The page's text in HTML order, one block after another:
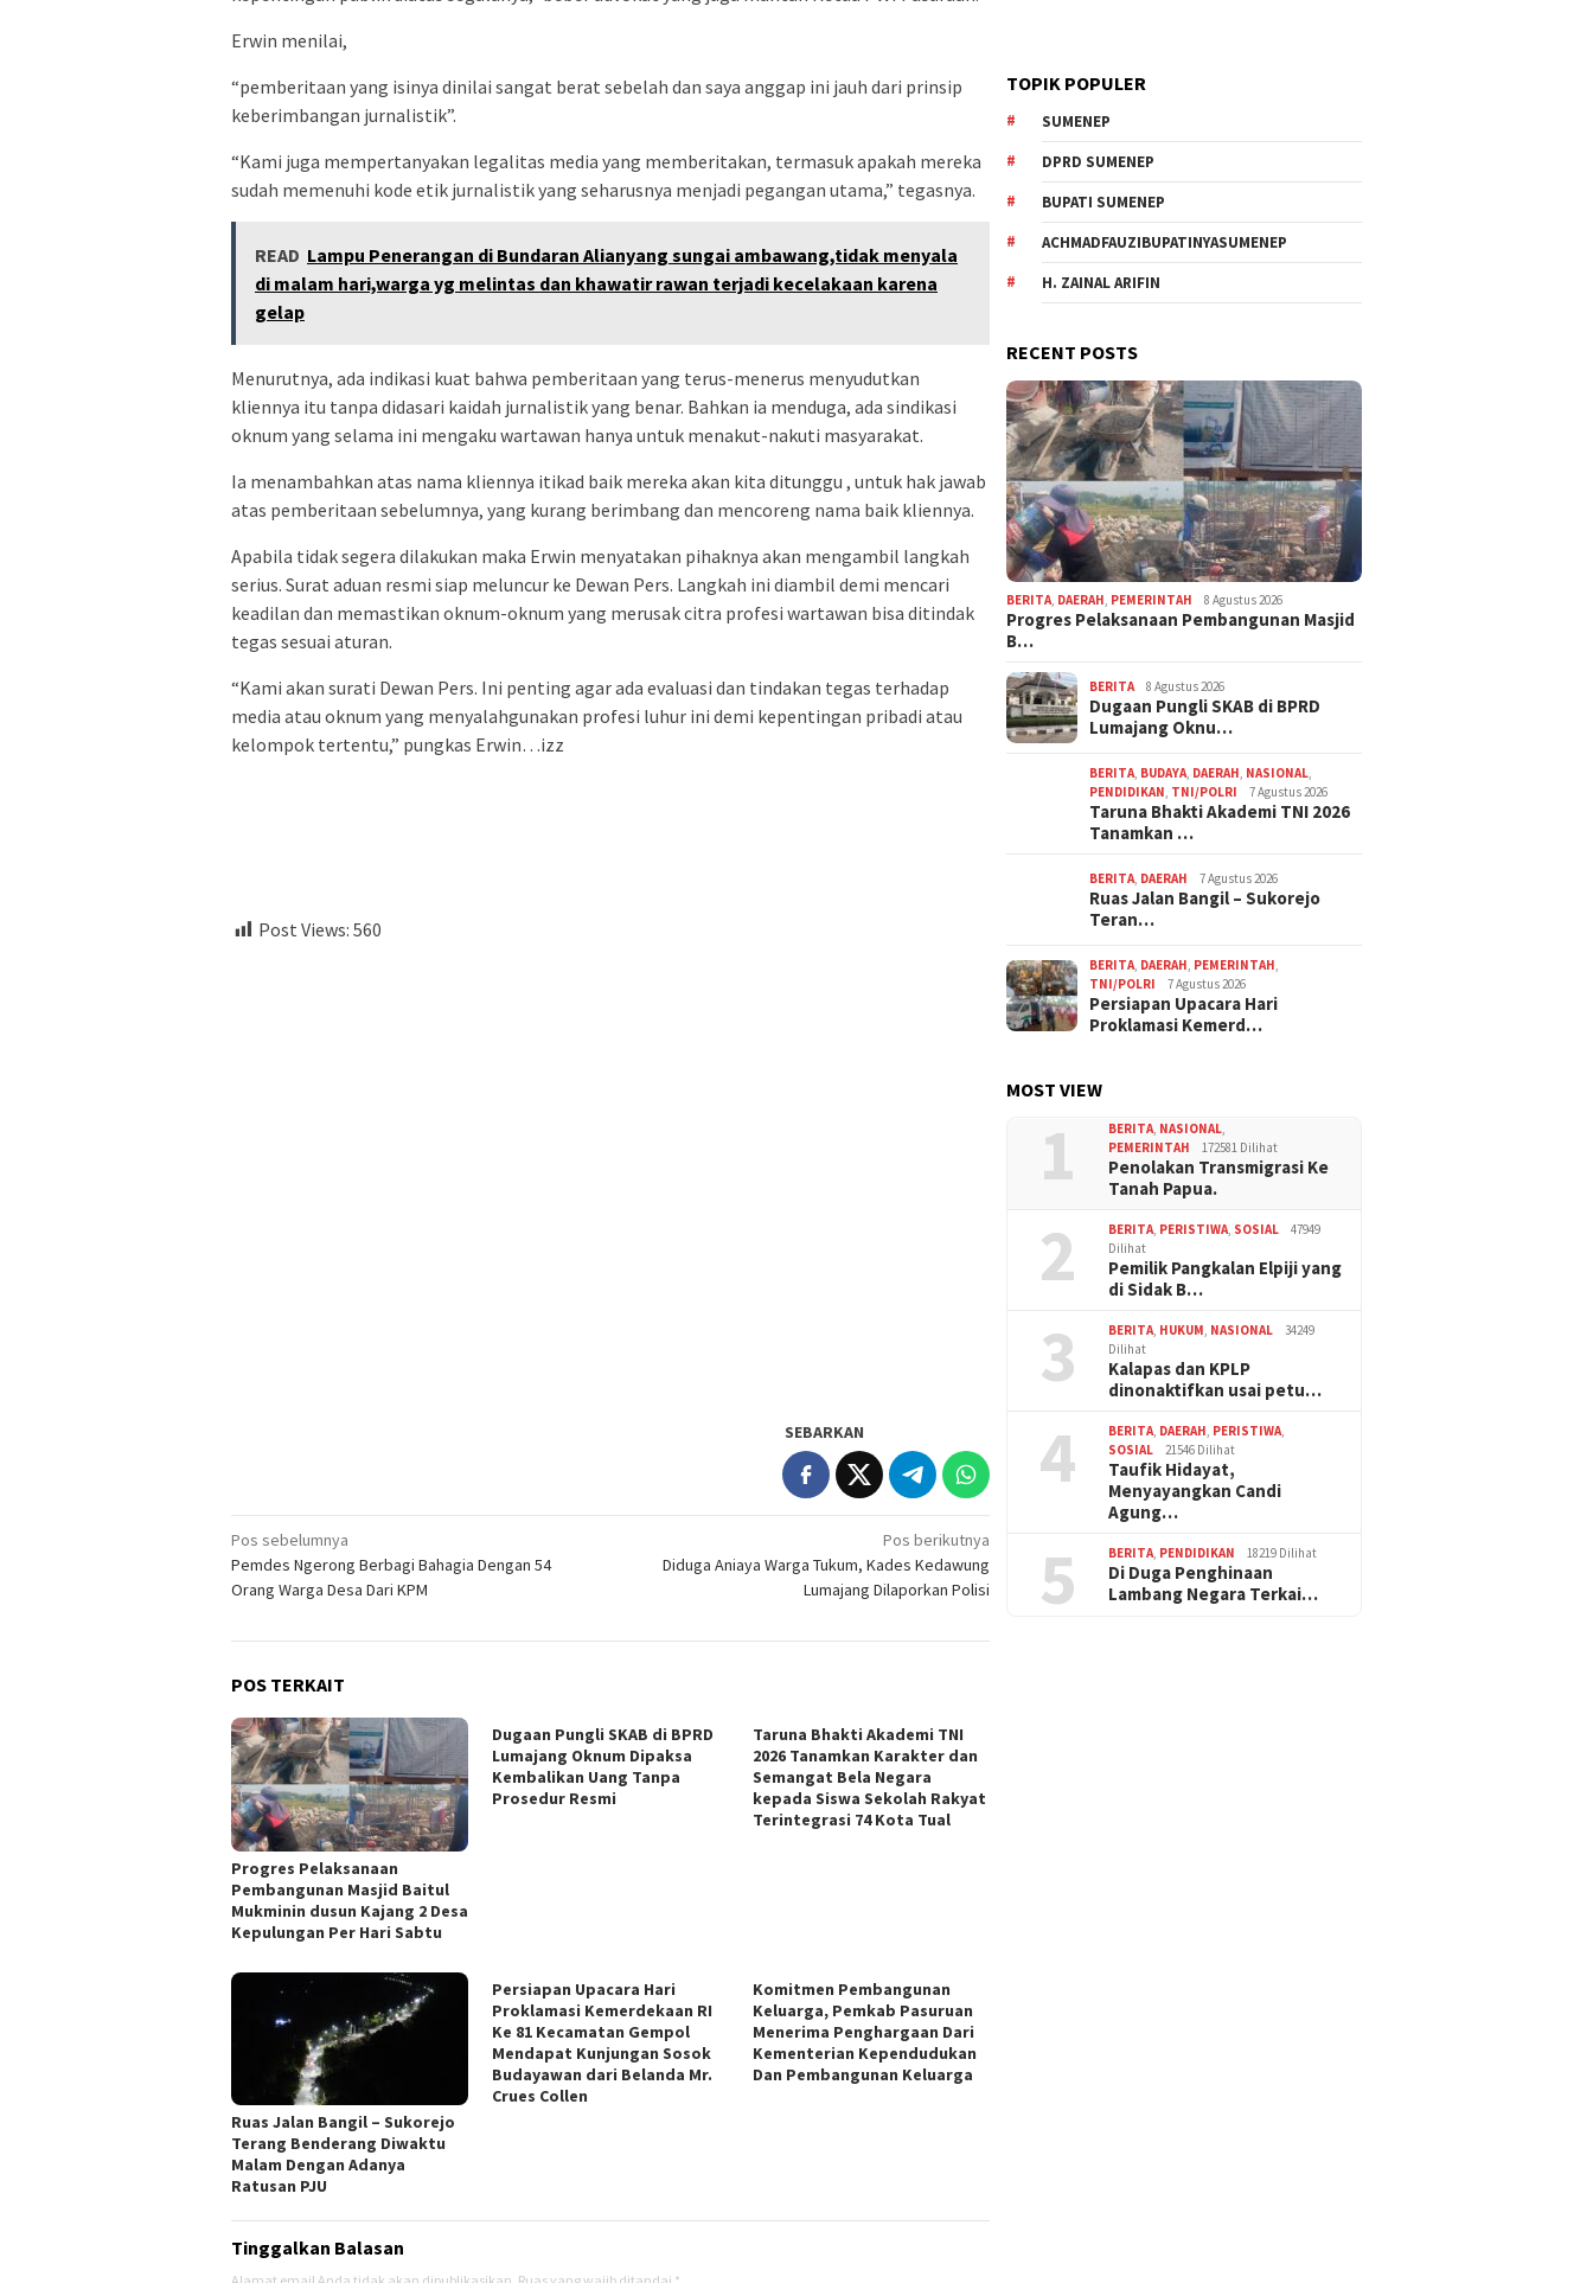
Erwin menilai,
“pemberitaan yang isinya dinilai sangat berat sebelah dan saya anggap ini jauh dari prinsip
keberimbangan jurnalistik”.
“Kami juga mempertanyakan legalitas media yang memberitakan, termasuk apakah mereka
sudah memenuhi kode etik jurnalistik yang seharusnya menjadi pegangan utama,” tegasnya.
READ Lampu Penerangan di Bundaran Alianyang sungai ambawang,tidak menyala
di malam hari,warga yg melintas dan khawatir rawan terjadi kecelakaan karena
gelap
Menurutnya, ada indikasi kuat bahwa pemberitaan yang terus-menerus menyudutkan
kliennya itu tanpa didasari kaidah jurnalistik yang benar. Bahkan ia menduga, ada sindikasi
oknum yang selama ini mengaku wartawan hanya untuk menakut-nakuti masyarakat.
Ia menambahkan atas nama kliennya itikad baik mereka akan kita ditunggu , untuk hak jawab
atas pemberitaan sebelumnya, yang kurang berimbang dan mencoreng nama baik kliennya.
Apabila tidak segera dilakukan maka Erwin menyatakan pihaknya akan mengambil langkah
serius. Surat aduan resmi siap meluncur ke Dewan Pers. Langkah ini diambil demi mencari
keadilan dan memastikan oknum-oknum yang merusak citra profesi wartawan bisa ditindak
tegas sesuai aturan.
“Kami akan surati Dewan Pers. Ini penting agar ada evaluasi dan tindakan tegas terhadap
media atau oknum yang menyalahgunakan profesi luhur ini demi kepentingan pribadi atau
kelompok tertentu,” pungkas Erwin…izz
Post Views: 560
SEBARKAN
Navigasi
pos
Pos sebelumnya
Pemdes Ngerong Berbagi Bahagia Dengan 54
Orang Warga Desa Dari KPM
Pos berikutnya
Diduga Aniaya Warga Tukum, Kades Kedawung
Lumajang Dilaporkan Polisi
POS TERKAIT
Progres Pelaksanaan
Pembangunan Masjid Baitul
Mukminin dusun Kajang 2 Desa
Kepulungan Per Hari Sabtu
Dugaan Pungli SKAB di BPRD
Lumajang Oknum Dipaksa
Kembalikan Uang Tanpa
Prosedur Resmi
Taruna Bhakti Akademi TNI
2026 Tanamkan Karakter dan
Semangat Bela Negara
kepada Siswa Sekolah Rakyat
Terintegrasi 74 Kota Tual
Ruas Jalan Bangil – Sukorejo
Terang Benderang Diwaktu
Malam Dengan Adanya
Ratusan PJU
Persiapan Upacara Hari
Proklamasi Kemerdekaan RI
Ke 81 Kecamatan Gempol
Mendapat Kunjungan Sosok
Budayawan dari Belanda Mr.
Crues Collen
Komitmen Pembangunan
Keluarga, Pemkab Pasuruan
Menerima Penghargaan Dari
Kementerian Kependudukan
Dan Pembangunan Keluarga
Tinggalkan Balasan
TOPIK POPULER
SUMENEP
DPRD SUMENEP
BUPATI SUMENEP
ACHMADFAUZIBUPATINYASUMENEP
H. ZAINAL ARIFIN
RECENT POSTS
BERITA, DAERAH, PEMERINTAH 8 Agustus 2026
Progres Pelaksanaan Pembangunan Masjid
B…
BERITA 8 Agustus 2026
Dugaan Pungli SKAB di BPRD
Lumajang Oknu…
BERITA, BUDAYA, DAERAH, NASIONAL,
PENDIDIKAN, TNI/POLRI 7 Agustus 2026
Taruna Bhakti Akademi TNI 2026
Tanamkan …
BERITA, DAERAH 7 Agustus 2026
Ruas Jalan Bangil – Sukorejo
Teran…
BERITA, DAERAH, PEMERINTAH,
TNI/POLRI
7 Agustus 2026
Persiapan Upacara Hari
Proklamasi Kemerd…
MOST VIEW
1 BERITA, NASIONAL,
PEMERINTAH
172581 Dilihat
Penolakan Transmigrasi Ke
Tanah Papua.
2 BERITA, PERISTIWA, SOSIAL
47949
Dilihat
Pemilik Pangkalan Elpiji yang
di Sidak B…
3 BERITA, HUKUM, NASIONAL
34249
Dilihat
Kalapas dan KPLP
dinonaktifkan usai petu…
4 BERITA, DAERAH, PERISTIWA,
SOSIAL
21546 Dilihat
Taufik Hidayat,
Menyayangkan Candi
Agung…
5 BERITA, PENDIDIKAN 18219 Dilihat
Di Duga Penghinaan
Lambang Negara Terkai…